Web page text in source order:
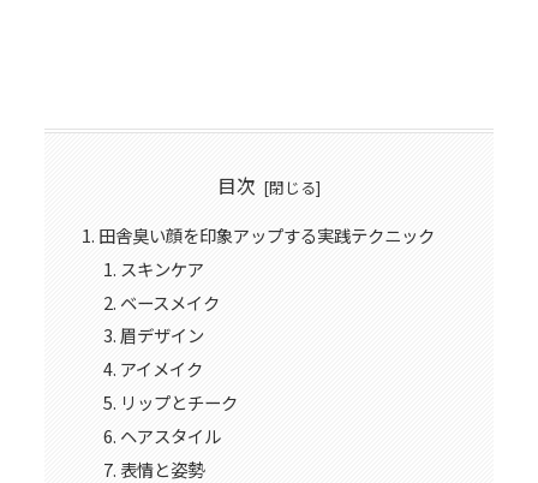
目次
田舎臭い顔を印象アップする実践テクニック
スキンケア
ベースメイク
眉デザイン
アイメイク
リップとチーク
ヘアスタイル
表情と姿勢